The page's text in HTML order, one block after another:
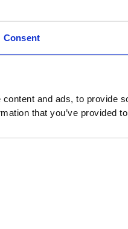
Consent
and ads, to provide
that you’ve provided